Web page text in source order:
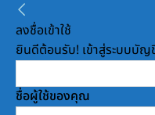
ลงชื่อเข้าใช้
ยินดีต้อนรับ! เข้าสู่ระบบบั
ชื่อผู้ใช้ของคุณ